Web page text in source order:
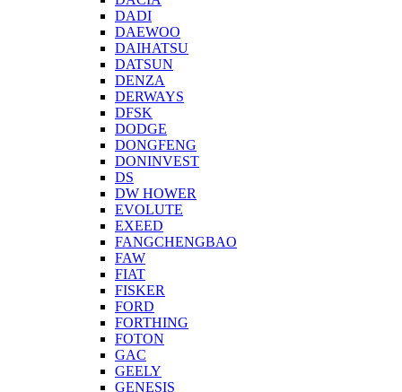
DADI
DAEWOO
DAIHATSU
DATSUN
DENZA
DERWAYS
DFSK
DODGE
DONGFENG
DONINVEST
DS
DW HOWER
EVOLUTE
EXEED
FANGCHENGBAO
FAW
FIAT
FISKER
FORD
FORTHING
FOTON
GAC
GEELY
GENESIS